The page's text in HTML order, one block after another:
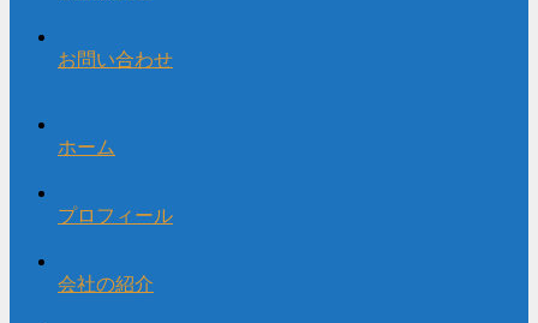
お問い合わせ
ホーム
プロフィール
会社の紹介